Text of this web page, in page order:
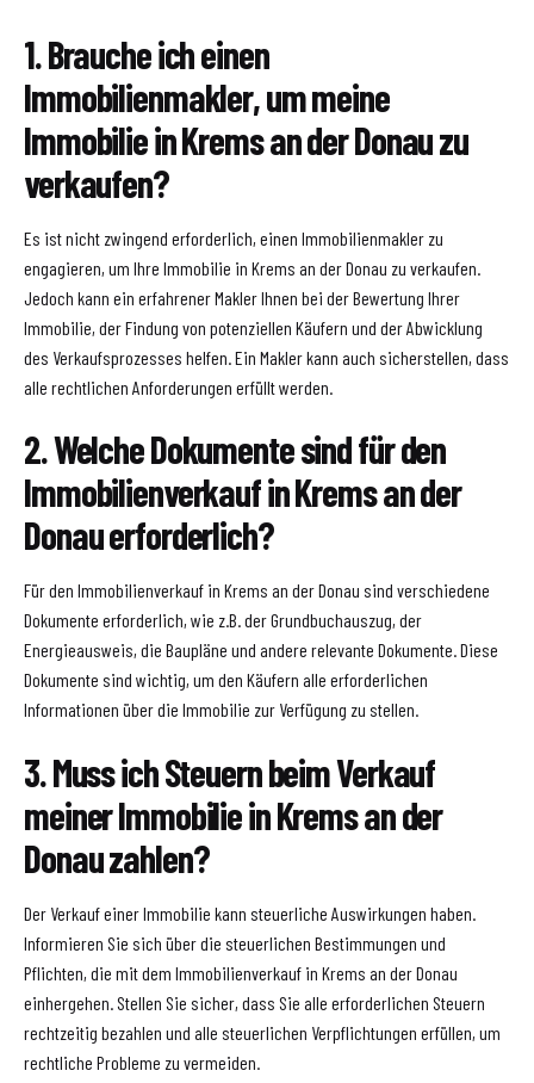
1. Brauche ich einen
Immobilienmakler, um meine
Immobilie in Krems an der Donau zu
verkaufen?
Es ist nicht zwingend erforderlich, einen Immobilienmakler zu
engagieren, um Ihre Immobilie in Krems an der Donau zu verkaufen.
Jedoch kann ein erfahrener Makler Ihnen bei der Bewertung Ihrer
Immobilie, der Findung von potenziellen Käufern und der Abwicklung
des Verkaufsprozesses helfen. Ein Makler kann auch sicherstellen, dass
alle rechtlichen Anforderungen erfüllt werden.
2. Welche Dokumente sind für den
Immobilienverkauf in Krems an der
Donau erforderlich?
Für den Immobilienverkauf in Krems an der Donau sind verschiedene
Dokumente erforderlich, wie z.B. der Grundbuchauszug, der
Energieausweis, die Baupläne und andere relevante Dokumente. Diese
Dokumente sind wichtig, um den Käufern alle erforderlichen
Informationen über die Immobilie zur Verfügung zu stellen.
3. Muss ich Steuern beim Verkauf
meiner Immobilie in Krems an der
Donau zahlen?
Der Verkauf einer Immobilie kann steuerliche Auswirkungen haben.
Informieren Sie sich über die steuerlichen Bestimmungen und
Pflichten, die mit dem Immobilienverkauf in Krems an der Donau
einhergehen. Stellen Sie sicher, dass Sie alle erforderlichen Steuern
rechtzeitig bezahlen und alle steuerlichen Verpflichtungen erfüllen, um
rechtliche Probleme zu vermeiden.